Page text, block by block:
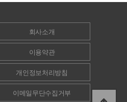
회사소개
이용약관
개인정보처리방침
이메일무단수집거부